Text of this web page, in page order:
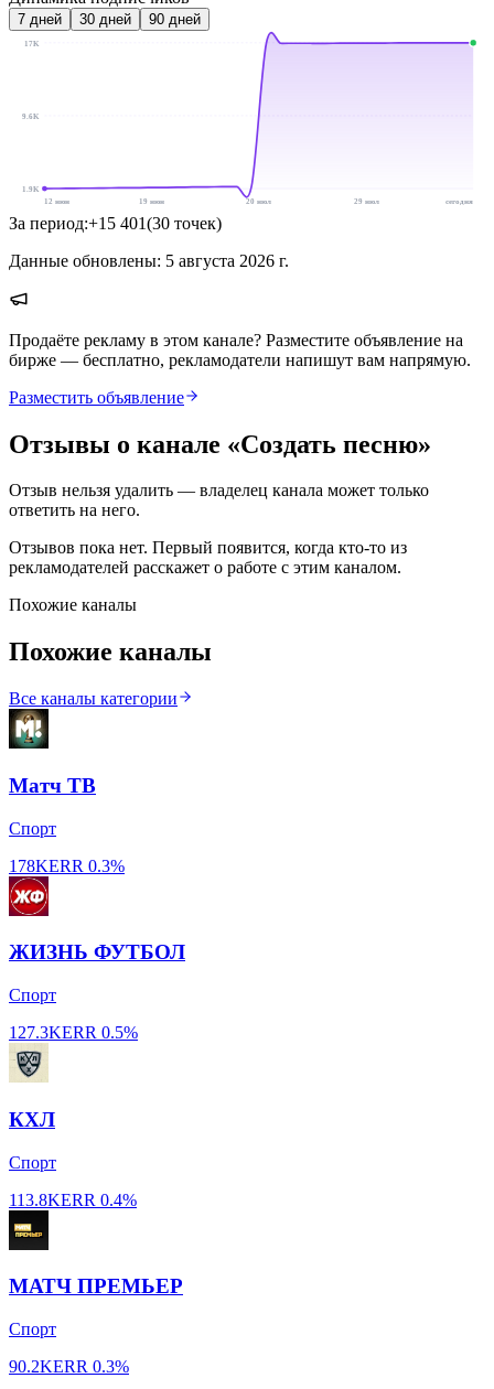
7 дней 30 дней 90 дней
17K
9.6K
1.9K
12 июн
19 июн 20 июл 29 июл сегодня
За период:+15 401(30 точек)
Данные обновлены: 5 августа 2026 г.
Продаёте рекламу в этом канале? Разместите объявление на
бирже — бесплатно, рекламодатели напишут вам напрямую.
Разместить объявление
Отзывы о канале «Создать песню»
Отзыв нельзя удалить — владелец канала может только
ответить на него.
Отзывов пока нет. Первый появится, когда кто-то из
рекламодателей расскажет о работе с этим каналом.
Похожие каналы
Похожие каналы
Все каналы категории
Матч ТВ
Спорт
178KERR 0.3%
ЖИЗНЬ ФУТБОЛ
Спорт
127.3KERR 0.5%
КХЛ
Спорт
113.8KERR 0.4%
МАТЧ ПРЕМЬЕР
Спорт
90.2KERR 0.3%